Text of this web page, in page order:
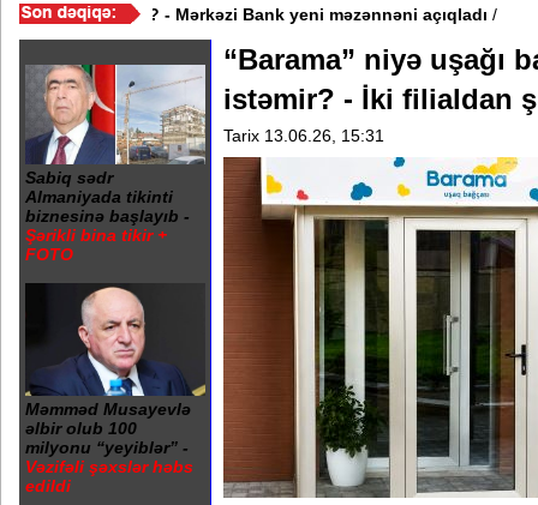
/Dollar neçəyə olacaq? - Mərkəzi Bank yeni məzənnəni
Sabiq sədr
Almaniyada tikinti
biznesinə başlayıb -
Şərikli bina tikir +
FOTO
Məmməd Musayevlə
əlbir olub 100
milyonu “yeyiblər” -
Vəzifəli şəxslər həbs
edildi
“Barama” niyə uşağı
istəmir? - İki filialdan
Tarix 13.06.26, 15:31